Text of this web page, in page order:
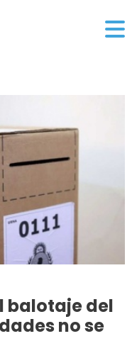
balotaje del
no se